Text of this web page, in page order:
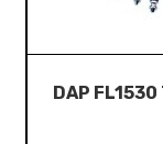
DAP